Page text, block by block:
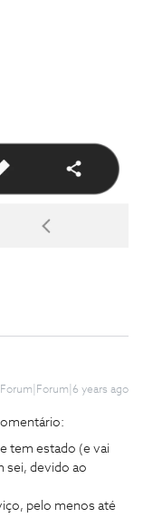
Forum|Forum|6 years ago
tem estado (e vai
sei, devido ao
pelo menos até